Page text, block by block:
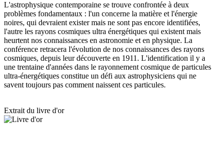
L'astrophysique contemporaine se trouve confrontée à deux
problèmes fondamentaux : l'un concerne la matière et l'énergie
noires, qui devraient exister mais ne sont pas encore identifiées,
l'autre les rayons cosmiques ultra énergétiques qui existent mais
heurtent nos connaissances en astronomie et en physique. La
conférence retracera l'évolution de nos connaissances des rayons
cosmiques, depuis leur découverte en 1911. L'identification il y a
une trentaine d'années dans le rayonnement cosmique de particules
ultra-énergétiques constitue un défi aux astrophysiciens qui ne
savent toujours pas comment naissent ces particules.
Extrait du livre d'or